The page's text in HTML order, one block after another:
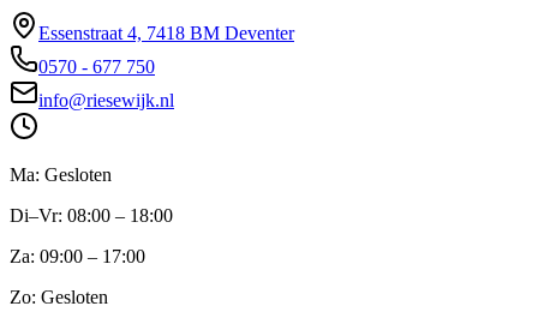
Essenstraat 4, 7418 BM Deventer
0570 - 677 750
info@riesewijk.nl
Ma: Gesloten
Di–Vr: 08:00 – 18:00
Za: 09:00 – 17:00
Zo: Gesloten